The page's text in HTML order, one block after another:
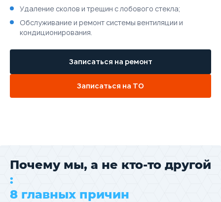
Удаление сколов и трещин с лобового стекла;
Обслуживание и ремонт системы вентиляции и
кондиционирования.
Записаться на ремонт
Записаться на ТО
Почему мы, а не кто-то другой
:
8 главных причин